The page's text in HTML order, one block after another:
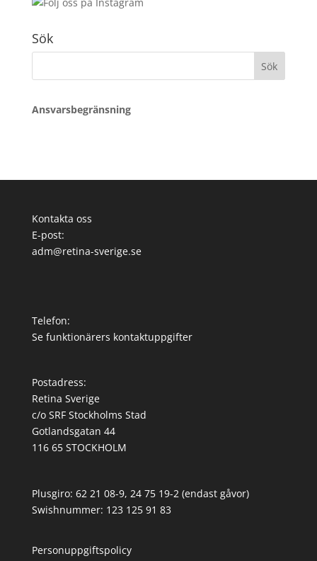
Sök
Sök
Ansvarsbegränsning
Kontakta oss
E-post:
adm@retina-sverige.se
Telefon:
Se funktionärers kontaktuppgifter
Postadress:
Retina Sverige
c/o SRF Stockholms Stad
Gotlandsgatan 44
116 65 STOCKHOLM
Plusgiro: 62 21 08-9, 24 75 19-2 (endast gåvor)
Swishnummer: 123 125 91 83
Personuppgiftspolicy